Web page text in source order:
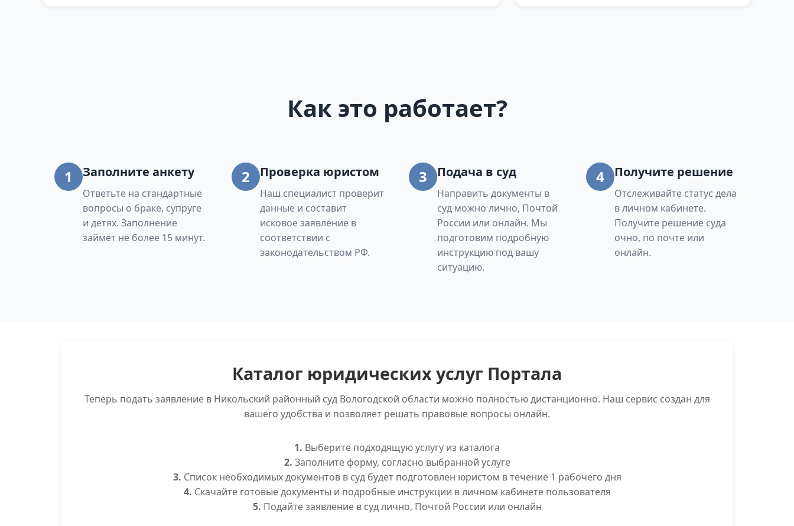
Как это работает?
1 Заполните анкету
Ответьте на стандартные
вопросы о браке, супруге
и детях. Заполнение
займет не более 15 минут.
2 Проверка юристом
Наш специалист проверит
данные и составит
исковое заявление в
соответствии с
законодательством РФ.
3 Подача в суд
Направить документы в
суд можно лично, Почтой
России или онлайн. Мы
подготовим подробную
инструкцию под вашу
ситуацию.
4 Получите решение
Отслеживайте статус дела
в личном кабинете.
Получите решение суда
очно, по почте или
онлайн.
Каталог юридических услуг Портала
Теперь подать заявление в Никольский районный суд Вологодской области можно полностью дистанционно. Наш сервис создан для
вашего удобства и позволяет решать правовые вопросы онлайн.
1. Выберите подходящую услугу из каталога
2. Заполните форму, согласно выбранной услуге
3. Список необходимых документов в суд будет подготовлен юристом в течение 1 рабочего дня
4. Скачайте готовые документы и подробные инструкции в личном кабинете пользователя
5. Подайте заявление в суд лично, Почтой России или онлайн